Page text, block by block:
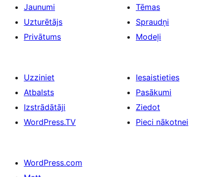
Jaunumi
Uzturētājs
Privātums
Tēmas
Spraudņi
Modeļi
Uzziniet
Atbalsts
Izstrādātāji
WordPress.TV
Iesaistieties
Pasākumi
Ziedot
Pieci nākotnei
WordPress.com